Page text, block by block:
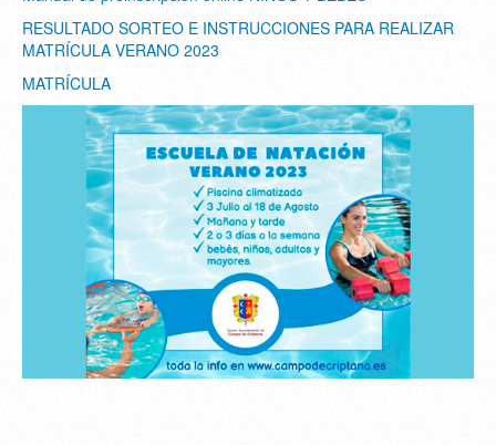
RESULTADO SORTEO E INSTRUCCIONES PARA REALIZAR
MATRÍCULA VERANO 2023
MATRÍCULA